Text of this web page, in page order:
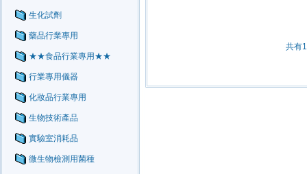
生化試劑
藥品行業專用
★★食品行業專用★★
行業專用儀器
化妝品行業專用
生物技術產品
實驗室消耗品
微生物檢測用菌種
共有